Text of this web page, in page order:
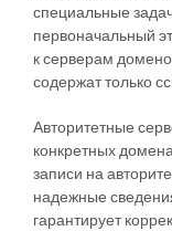
специальные
первоначальный
к серверам
содержат только
Авторитетные
конкретных
записи на
надежные
гарантирует